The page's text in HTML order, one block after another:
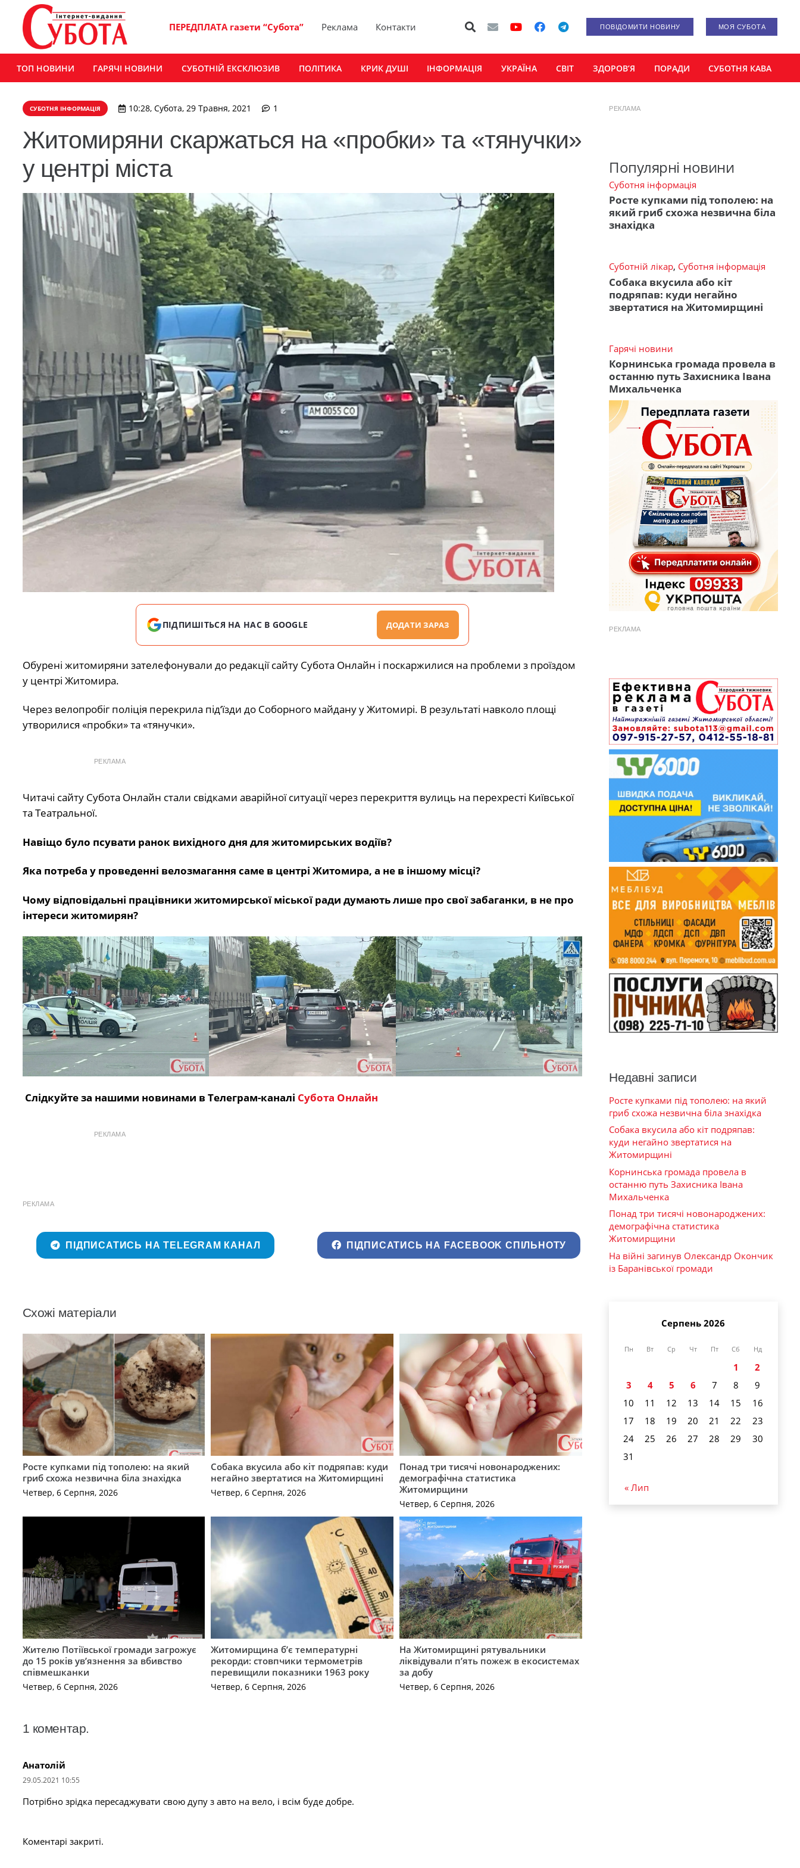
ПЕРЕДПЛАТА газети “Субота” Реклама Контакти ПОВІДОМИТИ НОВИНУ МОЯ СУБОТА
ТОП НОВИНИ ГАРЯЧІ НОВИНИ СУБОТНІЙ ЕКСКЛЮЗИВ ПОЛІТИКА КРИК ДУШІ ІНФОРМАЦІЯ УКРАЇНА СВІТ ЗДОРОВ’Я ПОРАДИ СУБОТНЯ КАВА
СУБОТНЯ ІНФОРМАЦІЯ 10:28, Субота, 29 Травня, 2021 1
Житомиряни скаржаться на «пробки» та «тянучки»
у центрі міста
ПІДПИШІТЬСЯ НА НАС В GOOGLE ДОДАТИ ЗАРАЗ
Обурені житомиряни зателефонували до редакції сайту Субота Онлайн і поскаржилися на проблеми з проїздом
у центрі Житомира.
Через велопробіг поліція перекрила під‘їзди до Соборного майдану у Житомирі. В результаті навколо площі
утворилися «пробки» та «тянучки».
РЕКЛАМА
Читачі сайту Субота Онлайн стали свідками аварійної ситуації через перекриття вулиць на перехресті Київської
та Театральної.
Навіщо було псувати ранок вихідного дня для житомирських водіїв?
Яка потреба у проведенні велозмагання саме в центрі Житомира, а не в іншому місці?
Чому відповідальні працівники житомирської міської ради думають лише про свої забаганки, в не про
інтереси житомирян?
Слідкуйте за нашими новинами в Телеграм-каналі Субота Онлайн
РЕКЛАМА
РЕКЛАМА
ПІДПИСАТИСЬ НА TELEGRAM КАНАЛ ПІДПИСАТИСЬ НА FACEBOOK СПІЛЬНОТУ
Схожі матеріали
Росте купками під тополею: на який
гриб схожа незвична біла знахідка
Четвер, 6 Серпня, 2026
Собака вкусила або кіт подряпав: куди
негайно звертатися на Житомирщині
Четвер, 6 Серпня, 2026
Понад три тисячі новонароджених:
демографічна статистика
Житомирщини
Четвер, 6 Серпня, 2026
Жителю Потіївської громади загрожує
до 15 років ув’язнення за вбивство
співмешканки
Четвер, 6 Серпня, 2026
Житомирщина б’є температурні
рекорди: стовпчики термометрів
перевищили показники 1963 року
Четвер, 6 Серпня, 2026
На Житомирщині рятувальники
ліквідували п’ять пожеж в екосистемах
за добу
Четвер, 6 Серпня, 2026
1 коментар.
Анатолій
29.05.2021 10:55
Потрібно зрідка пересаджувати свою дупу з авто на вело, і всім буде добре.
Коментарі закриті.
РЕКЛАМА
Популярні новини
Суботня інформація
Росте купками під тополею: на
який гриб схожа незвична біла
знахідка
Суботній лікар, Суботня інформація
Собака вкусила або кіт
подряпав: куди негайно
звертатися на Житомирщині
Гарячі новини
Корнинська громада провела в
останню путь Захисника Івана
Михальченка
РЕКЛАМА
Недавні записи
Росте купками під тополею: на який
гриб схожа незвична біла знахідка
Собака вкусила або кіт подряпав:
куди негайно звертатися на
Житомирщині
Корнинська громада провела в
останню путь Захисника Івана
Михальченка
Понад три тисячі новонароджених:
демографічна статистика
Житомирщини
На війні загинув Олександр Окончик
із Баранівської громади
Серпень 2026
Пн Вт Ср Чт Пт Сб Нд
1
2
3
4 5 6 7 8
9
10
11 12 13 14 15
16
17
18 19 20 21 22
23
24
25 26 27 28 29
30
31
« Лип